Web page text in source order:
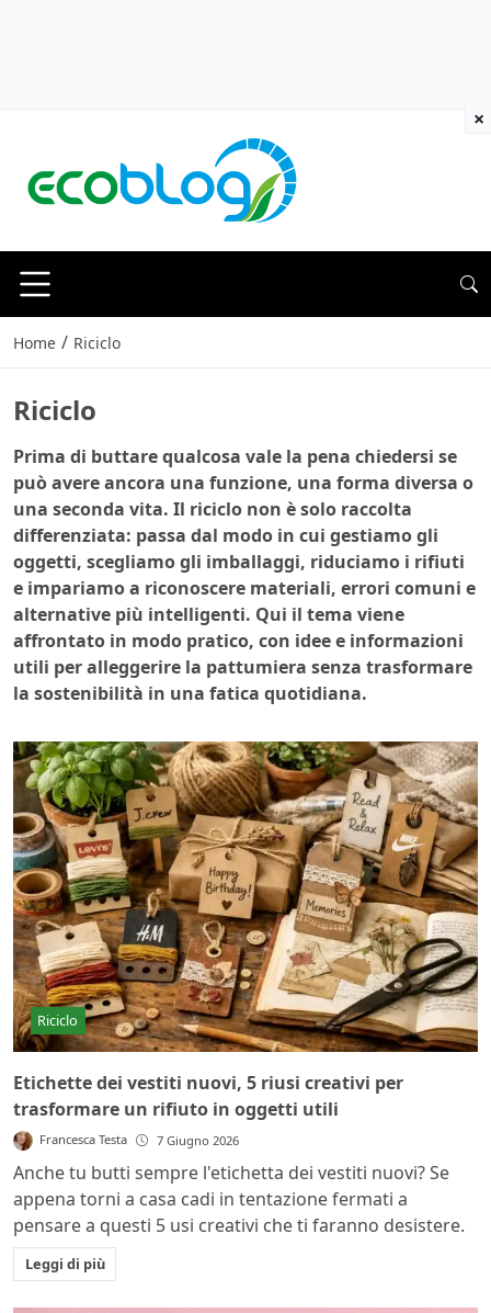
Home / Riciclo
Riciclo
Prima di buttare qualcosa vale la pena chiedersi se
può avere ancora una funzione, una forma diversa o
una seconda vita. Il riciclo non è solo raccolta
differenziata: passa dal modo in cui gestiamo gli
oggetti, scegliamo gli imballaggi, riduciamo i rifiuti
e impariamo a riconoscere materiali, errori comuni e
alternative più intelligenti. Qui il tema viene
affrontato in modo pratico, con idee e informazioni
utili per alleggerire la pattumiera senza trasformare
la sostenibilità in una fatica quotidiana.
Riciclo
Etichette dei vestiti nuovi, 5 riusi creativi per
trasformare un rifiuto in oggetti utili
Francesca Testa 7 Giugno 2026
Anche tu butti sempre l'etichetta dei vestiti nuovi? Se
appena torni a casa cadi in tentazione fermati a
pensare a questi 5 usi creativi che ti faranno desistere.
Leggi di più
×